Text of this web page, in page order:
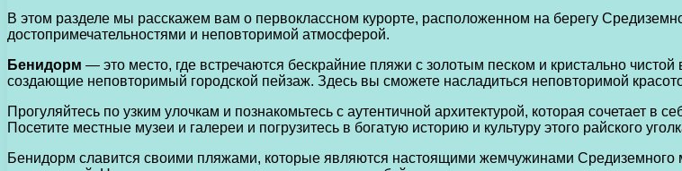
В этом разделе мы расскажем вам о первоклассном курорте, расположенном на берегу
достопримечательностями и неповторимой атмосферой.
Бенидорм — это место, где встречаются бескрайние пляжи с золотым песком и кристально
создающие неповторимый городской пейзаж. Здесь вы сможете насладиться неповторимой
Прогуляйтесь по узким улочкам и познакомьтесь с аутентичной архитектурой, которая сочетает в
Посетите местные музеи и галереи и погрузитесь в богатую историю и культуру этого райского
Бенидорм славится своими пляжами, которые являются настоящими жемчужинами